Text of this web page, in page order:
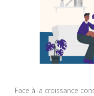
Face à la croissance